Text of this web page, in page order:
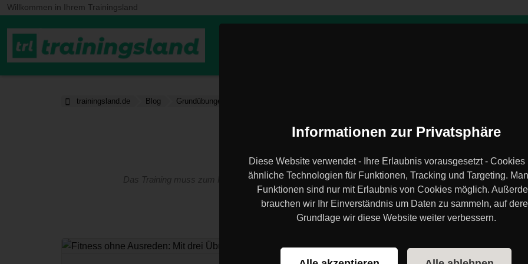
Willkommen in Ihrem Trainingsland
trainingsland.de Blog Grundübungen
trainingsland.de Blog
Das Training muss zum Menschen passen! Die Erfahrung aus über 20 Jahren als Trainer und
Artikel zum ThemaGrundübungen
Informationen zur Privatsphäre
Diese Website verwendet - Ihre Erlaubnis vorausgesetzt - Cookies
ähnliche Technologien für Funktionen, Tracking und Targeting.
Funktionen sind nur mit Erlaubnis von Cookies möglich.
brauchen wir Ihr Einverständnis um Daten zu sammeln, auf
Grundlage wir diese Website weiter verbessern.